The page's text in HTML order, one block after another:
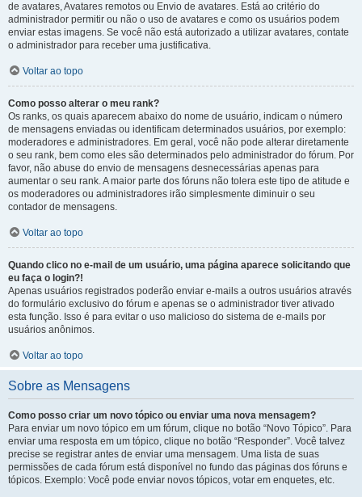
de avatares, Avatares remotos ou Envio de avatares. Está ao critério do
administrador permitir ou não o uso de avatares e como os usuários podem
enviar estas imagens. Se você não está autorizado a utilizar avatares, contate
o administrador para receber uma justificativa.
Voltar ao topo
Como posso alterar o meu rank?
Os ranks, os quais aparecem abaixo do nome de usuário, indicam o número
de mensagens enviadas ou identificam determinados usuários, por exemplo:
moderadores e administradores. Em geral, você não pode alterar diretamente
o seu rank, bem como eles são determinados pelo administrador do fórum. Por
favor, não abuse do envio de mensagens desnecessárias apenas para
aumentar o seu rank. A maior parte dos fóruns não tolera este tipo de atitude e
os moderadores ou administradores irão simplesmente diminuir o seu
contador de mensagens.
Voltar ao topo
Quando clico no e-mail de um usuário, uma página aparece solicitando que
eu faça o login?!
Apenas usuários registrados poderão enviar e-mails a outros usuários através
do formulário exclusivo do fórum e apenas se o administrador tiver ativado
esta função. Isso é para evitar o uso malicioso do sistema de e-mails por
usuários anônimos.
Voltar ao topo
Sobre as Mensagens
Como posso criar um novo tópico ou enviar uma nova mensagem?
Para enviar um novo tópico em um fórum, clique no botão “Novo Tópico”. Para
enviar uma resposta em um tópico, clique no botão “Responder”. Você talvez
precise se registrar antes de enviar uma mensagem. Uma lista de suas
permissões de cada fórum está disponível no fundo das páginas dos fóruns e
tópicos. Exemplo: Você pode enviar novos tópicos, votar em enquetes, etc.